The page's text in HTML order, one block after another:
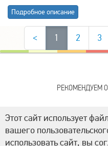
Подробное описание
< 1 2 3
РЕКОМЕНДУЕМ
Этот сайт использует
вашего
использовать сайт, вы